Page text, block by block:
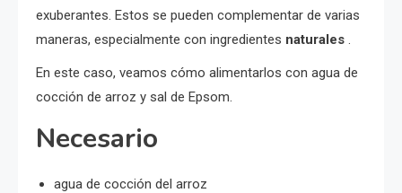
exuberantes. Estos se pueden complementar de varias
maneras, especialmente con ingredientes naturales .
En este caso, veamos cómo alimentarlos con agua de
cocción de arroz y sal de Epsom.
Necesario
agua de cocción del arroz